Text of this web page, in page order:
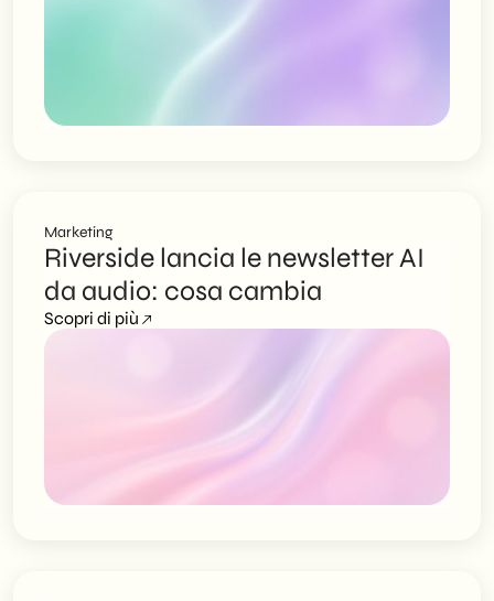
Marketing
Riverside lancia le newsletter AI
da audio: cosa cambia
Scopri di più